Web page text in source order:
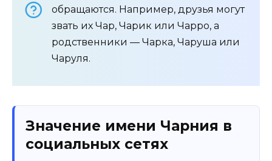
обращаются. Например, друзья могут
звать их Чар, Чарик или Чарро, а
родственники — Чарка, Чаруша или
Чаруля.
Значение имени Чарния в
социальных сетях